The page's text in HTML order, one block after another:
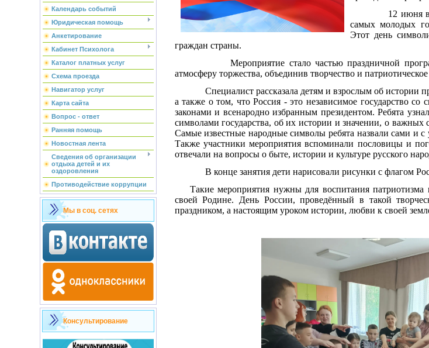
Календарь событий
Юридическая помощь
Анкетирование
Кабинет Психолога
Каталог платных услуг
Схема проезда
Навигатор услуг
Карта сайта
Вопрос - ответ
Ранняя помощь
Новостная лента
Сведения об организации
отдыха детей и их
оздоровления
Противодействие коррупции
Мы в соц. сетях
Консультирование
12 июня в
самых молодых
Этот день
граждан страны.
Мероприятие стало частью праздничной
атмосферу торжества, объединив творчество и
Специалист рассказала детям и взрослым об истории
а также о том, что Россия - это независимое государство со
законами и всенародно избранным президентом. Ребята
символами государства, об их истории и значении, о важных
Самые известные народные символы ребята назвали сами и
Также участники мероприятия вспоминали пословицы и
отвечали на вопросы о быте, истории и культуре русского
В конце занятия дети нарисовали рисунки с флагом
Такие мероприятия нужны для воспитания патриотизма
своей Родине. День России, проведённый в такой
праздником, а настоящим уроком истории, любви к своей